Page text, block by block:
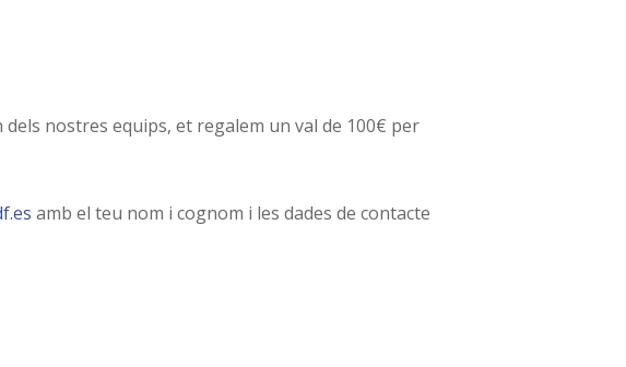
nostres equips, et regalem un val de 100€ per
amb el teu nom i cognom i les dades de contacte